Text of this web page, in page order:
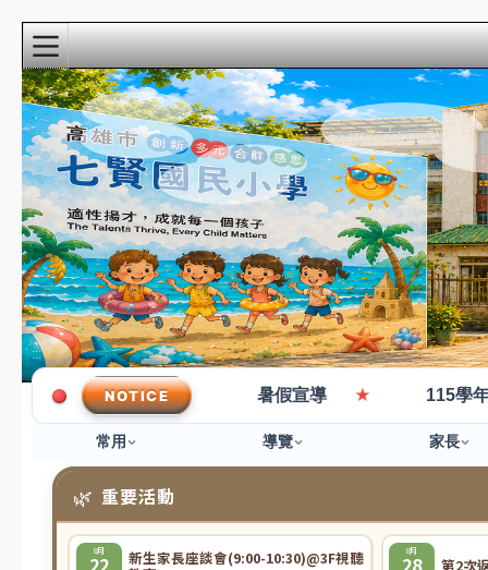
:::
校園精彩影音
近期行事曆
22
新生家長座談會
(9:00-10:30)@3F視
聽教室
教學準備日(各委員
會改選)
第2次返校日(11：
30放學)
:::
NOTICE
3收件) ★ 暑假宣導 ★ 115學年度作息時間
常用 導覽 家長